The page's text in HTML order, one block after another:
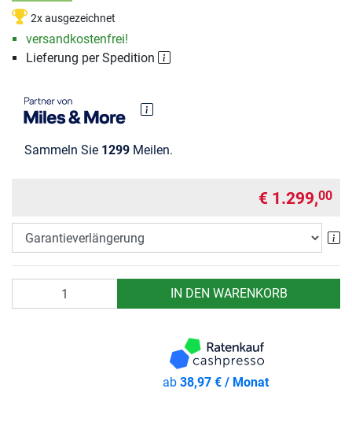
2x ausgezeichnet
versandkostenfrei!
Lieferung per Spedition
Sammeln Sie 1299 Meilen.
€ 1.299,00
IN DEN WARENKORB
ab 38,97 € / Monat